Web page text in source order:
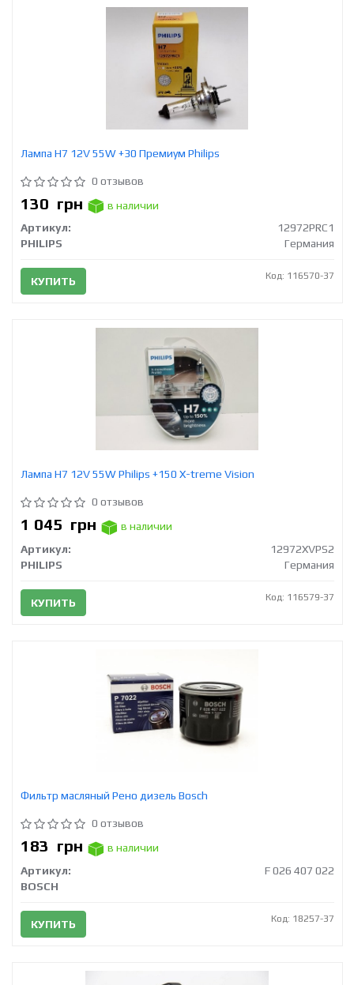
Лампа H7 12V 55W +30 Премиум Philips
0 отзывов
130 грн
в наличии
Артикул:
12972PRC1
PHILIPS
Германия
КУПИТЬ Код: 116570-37
Лампа Н7 12V 55W Philips +150 X-treme Vision
0 отзывов
1 045 грн
в наличии
Артикул:
12972XVPS2
PHILIPS
Германия
КУПИТЬ Код: 116579-37
Фильтр масляный Рено дизель Bosch
0 отзывов
183 грн
в наличии
Артикул:
F 026 407 022
BOSCH
КУПИТЬ Код: 18257-37